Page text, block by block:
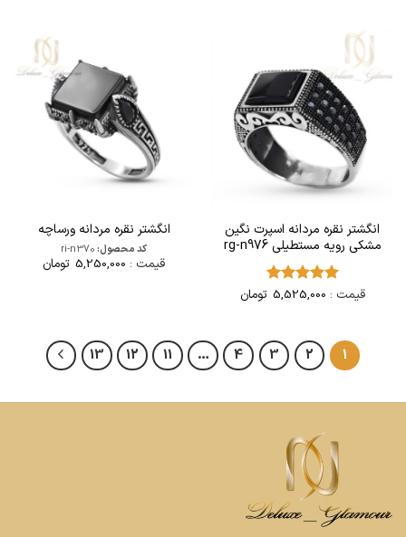
انگشتر نقره مردانه اسپرت نگین
مشکی رویه مستطیلی rg-n976
امتیاز5از
قیمت : 5,525,000 تومان
انگشتر نقره مردانه ورساچه
کد محصول:ri-n370
قیمت : 5,250,000 تومان
1
2
3
4
…
11
12
13